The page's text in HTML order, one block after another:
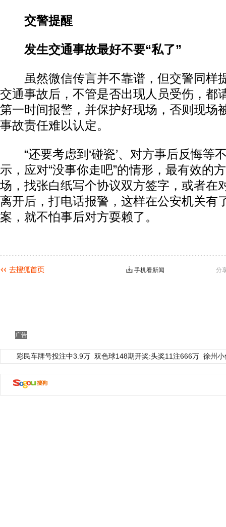
交警提醒
发生交通事故最好不要“私了”
虽然微信传言并不靠谱，但交警同样
交通事故后，不管是否出现人员受伤，都
第一时间报警，并保护好现场，否则现场
事故责任难以认定。
“还要考虑到‘碰瓷’、对方事后反悔等
示，应对“没事你走吧”的情形，最有效的
场，找张白纸写个协议双方签字，或者在
离开后，打电话报警，这样在公安机关有
案，就不怕事后对方耍赖了。
分
手机看新闻
广告
彩民车牌号投注中3.9万 双色球148期开奖:头奖11注666万 徐州